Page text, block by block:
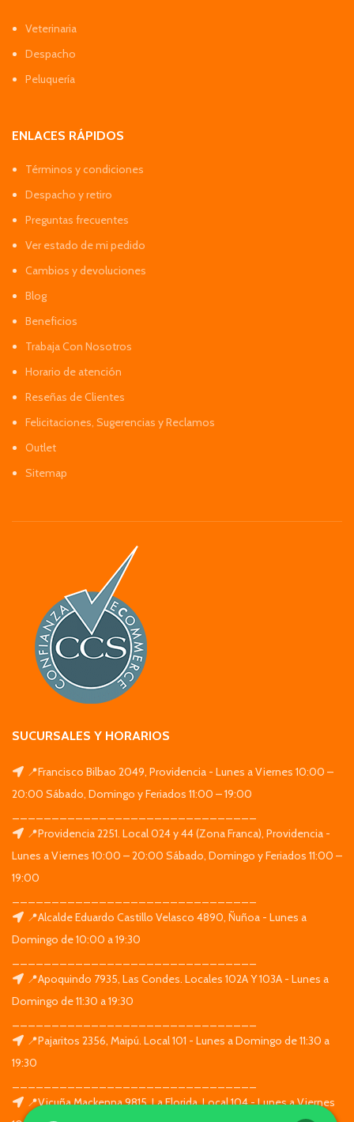
Veterinaria
Despacho
Peluquería
ENLACES RÁPIDOS
Términos y condiciones
Despacho y retiro
Preguntas frecuentes
Ver estado de mi pedido
Cambios y devoluciones
Blog
Beneficios
Trabaja Con Nosotros
Horario de atención
Reseñas de Clientes
Felicitaciones, Sugerencias y Reclamos
Outlet
Sitemap
SUCURSALES Y HORARIOS
📍Francisco Bilbao 2049, Providencia - Lunes a Viernes 10:00 –
20:00 Sábado, Domingo y Feriados 11:00 – 19:00
📍Providencia 2251. Local 024 y 44 (Zona Franca), Providencia -
Lunes a Viernes 10:00 – 20:00 Sábado, Domingo y Feriados 11:00 –
19:00
📍Alcalde Eduardo Castillo Velasco 4890, Ñuñoa - Lunes a
Domingo de 10:00 a 19:30
📍Apoquindo 7935, Las Condes. Locales 102A Y 103A - Lunes a
Domingo de 11:30 a 19:30
📍Pajaritos 2356, Maipú. Local 101 - Lunes a Domingo de 11:30 a
19:30
📍Vicuña Mackenna 9815, La Florida. Local 104 - Lunes a Viernes